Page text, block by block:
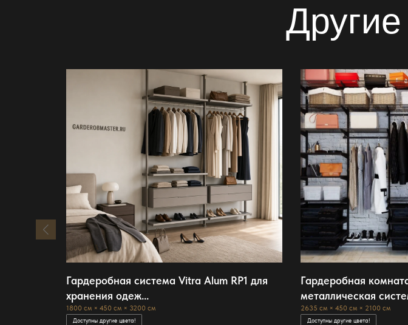
Гардеробная система Vitra Alum RP1 для
хранения одеж...
1800 см × 450 см × 3200 см
Доступны другие цвета!
Гардеробная
металлическая
2635 см × 450 см × 2100 см
Доступны другие цвета!